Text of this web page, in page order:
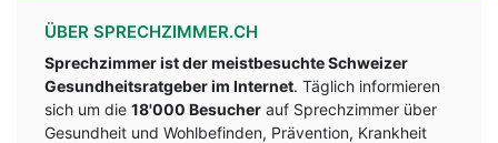
ÜBER SPRECHZIMMER.CH
Sprechzimmer ist der meistbesuchte Schweizer
Gesundheitsratgeber im Internet. Täglich informieren
sich um die 18'000 Besucher auf Sprechzimmer über
Gesundheit und Wohlbefinden, Prävention, Krankheit